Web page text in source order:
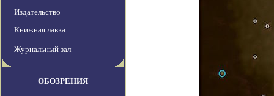
Издательство
Книжная лавка
Журнальный зал
ОБОЗРЕНИЯ